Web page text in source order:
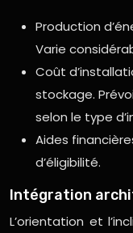
Production
Varie
Coût
stockage.
selon le type
Aides
d’éligibilité.
Intégration
L’orientation et